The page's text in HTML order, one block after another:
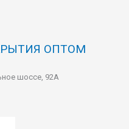
ОПТОМ
шоссе, 92А